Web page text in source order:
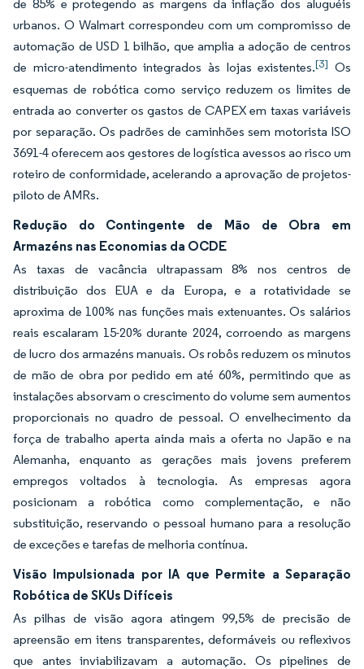
de 85% e protegendo as margens da inflação dos aluguéis
urbanos. O Walmart correspondeu com um compromisso de
automação de USD 1 bilhão, que amplia a adoção de centros
de micro-atendimento integrados às lojas existentes.[3] Os
esquemas de robótica como serviço reduzem os limites de
entrada ao converter os gastos de CAPEX em taxas variáveis
por separação. Os padrões de caminhões sem motorista ISO
3691-4 oferecem aos gestores de logística avessos ao risco um
roteiro de conformidade, acelerando a aprovação de projetos-
piloto de AMRs.
Redução do Contingente de Mão de Obra em
Armazéns nas Economias da OCDE
As taxas de vacância ultrapassam 8% nos centros de
distribuição dos EUA e da Europa, e a rotatividade se
aproxima de 100% nas funções mais extenuantes. Os salários
reais escalaram 15-20% durante 2024, corroendo as margens
de lucro dos armazéns manuais. Os robôs reduzem os minutos
de mão de obra por pedido em até 60%, permitindo que as
instalações absorvam o crescimento do volume sem aumentos
proporcionais no quadro de pessoal. O envelhecimento da
força de trabalho aperta ainda mais a oferta no Japão e na
Alemanha, enquanto as gerações mais jovens preferem
empregos voltados à tecnologia. As empresas agora
posicionam a robótica como complementação, e não
substituição, reservando o pessoal humano para a resolução
de exceções e tarefas de melhoria contínua.
Visão Impulsionada por IA que Permite a Separação
Robótica de SKUs Difíceis
As pilhas de visão agora atingem 99,5% de precisão de
apreensão em itens transparentes, deformáveis ou reflexivos
que antes inviabilizavam a automação. Os pipelines de